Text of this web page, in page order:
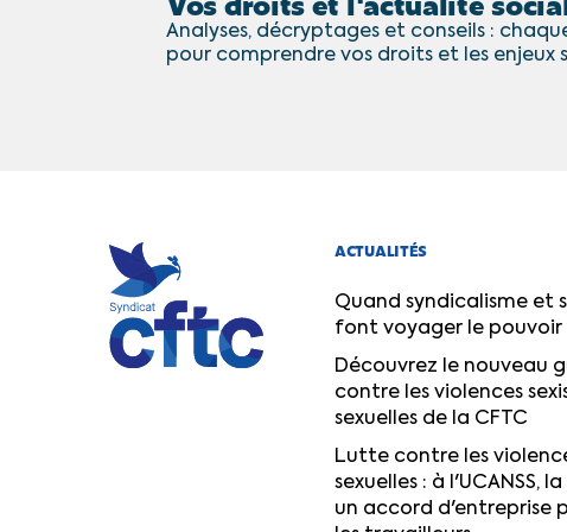
Analyses, décryptages et conseils :
pour comprendre vos droits et les enjeux
ACTUALITÉS
Quand syndicalisme et
font voyager le
Découvrez le nouveau
contre les violences
sexuelles de la CFTC
Lutte contre les
sexuelles : à l'UCANSS,
un accord d'entreprise